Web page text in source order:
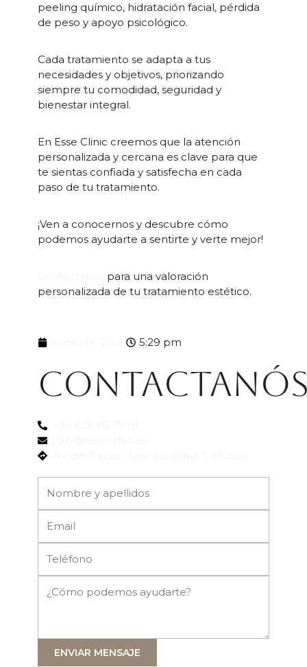
peeling químico, hidratación facial, pérdida
de peso y apoyo psicológico.
Cada tratamiento se adapta a tus
necesidades y objetivos, priorizando
siempre tu comodidad, seguridad y
bienestar integral.
En Esse Clinic creemos que la atención
personalizada y cercana es clave para que
te sientas confiada y satisfecha en cada
paso de tu tratamiento.
¡Ven a conocernos y descubre cómo
podemos ayudarte a sentirte y verte mejor!
para una valoración
personalizada de tu tratamiento estético.
5:29 pm
ENVIAR MENSAJE